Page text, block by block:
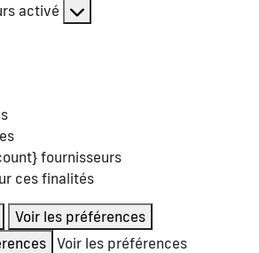
activé
fournisseurs
ces finalités
Voir les préférences
Voir les préférences